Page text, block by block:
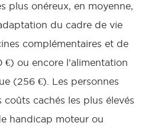
plus onéreux, en moyenne,
du cadre de vie
complémentaires et de
€) ou encore l’alimentation
(256 €). Les personnes
cachés les plus élevés
handicap moteur ou